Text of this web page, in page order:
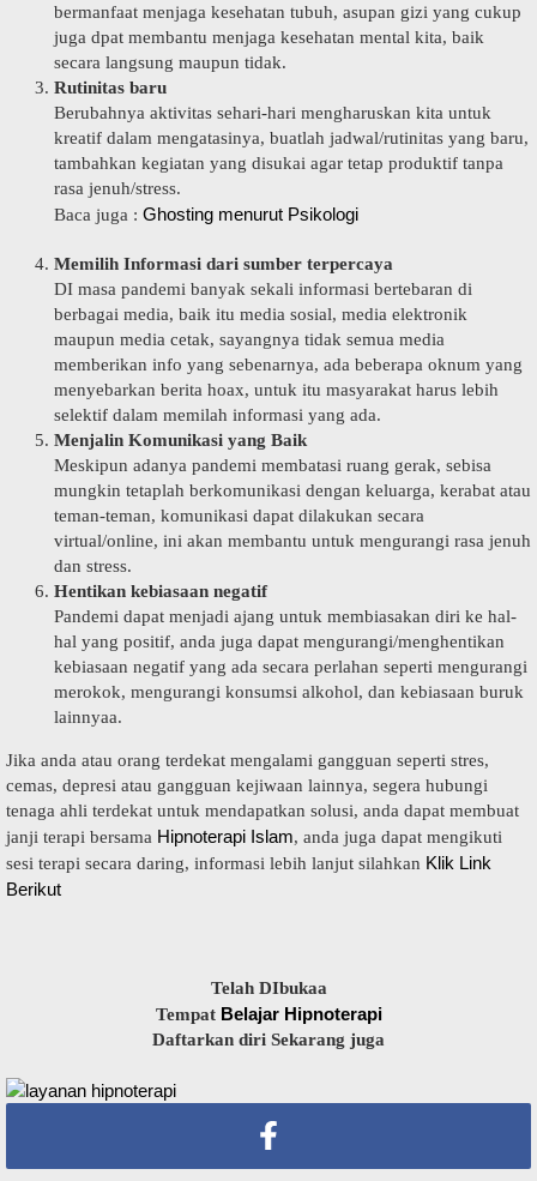
bermanfaat menjaga kesehatan tubuh, asupan gizi yang cukup
juga dpat membantu menjaga kesehatan mental kita, baik
secara langsung maupun tidak.
Rutinitas baru
Berubahnya aktivitas sehari-hari mengharuskan kita untuk
kreatif dalam mengatasinya, buatlah jadwal/rutinitas yang baru,
tambahkan kegiatan yang disukai agar tetap produktif tanpa
rasa jenuh/stress.
Baca juga : Ghosting menurut Psikologi
Memilih Informasi dari sumber terpercaya
DI masa pandemi banyak sekali informasi bertebaran di
berbagai media, baik itu media sosial, media elektronik
maupun media cetak, sayangnya tidak semua media
memberikan info yang sebenarnya, ada beberapa oknum yang
menyebarkan berita hoax, untuk itu masyarakat harus lebih
selektif dalam memilah informasi yang ada.
Menjalin Komunikasi yang Baik
Meskipun adanya pandemi membatasi ruang gerak, sebisa
mungkin tetaplah berkomunikasi dengan keluarga, kerabat atau
teman-teman, komunikasi dapat dilakukan secara
virtual/online, ini akan membantu untuk mengurangi rasa jenuh
dan stress.
Hentikan kebiasaan negatif
Pandemi dapat menjadi ajang untuk membiasakan diri ke hal-
hal yang positif, anda juga dapat mengurangi/menghentikan
kebiasaan negatif yang ada secara perlahan seperti mengurangi
merokok, mengurangi konsumsi alkohol, dan kebiasaan buruk
lainnyaa.
Jika anda atau orang terdekat mengalami gangguan seperti stres,
cemas, depresi atau gangguan kejiwaan lainnya, segera hubungi
tenaga ahli terdekat untuk mendapatkan solusi, anda dapat membuat
janji terapi bersama Hipnoterapi Islam, anda juga dapat mengikuti
sesi terapi secara daring, informasi lebih lanjut silahkan Klik Link
Berikut
Telah DIbukaa
Tempat Belajar Hipnoterapi
Daftarkan diri Sekarang juga